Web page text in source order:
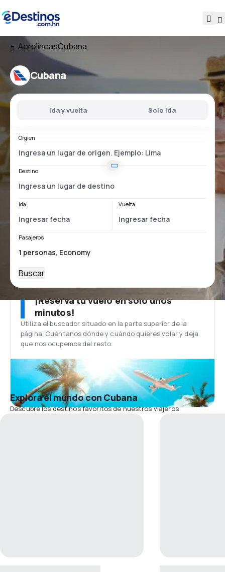
AerolíneasCubana
Cubana
Ida y vuelta Solo ida
Orgien
Destino
Ida Vuelta
Pasajeros
Buscar
¡Reserva tu vuelo en solo unos
minutos!
Utiliza el buscador situado en la parte superior de la
página. Cuéntanos dónde y cuándo quieres volar y deja
que nos ocupemos del resto.
Explora el mundo con Cubana
Descubre los destinos favoritos de nuestros viajeros